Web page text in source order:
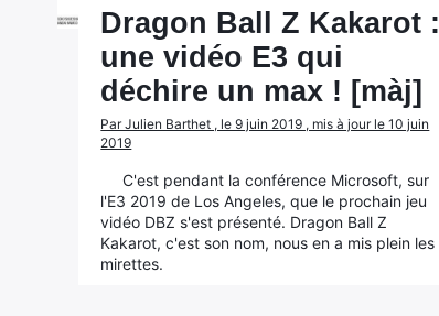
Dragon Ball Z Kakarot :
une vidéo E3 qui
déchire un max ! [màj]
Par Julien Barthet , le 9 juin 2019 , mis à jour le 10 juin
2019
C'est pendant la conférence Microsoft, sur
l'E3 2019 de Los Angeles, que le prochain jeu
vidéo DBZ s'est présenté. Dragon Ball Z
Kakarot, c'est son nom, nous en a mis plein les
mirettes.